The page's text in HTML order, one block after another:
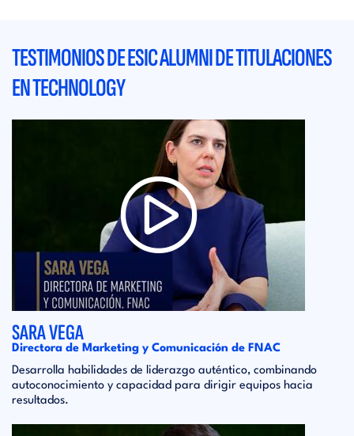
TESTIMONIOS DE ESIC ALUMNI DE TITULACIONES
EN TECHNOLOGY
SARA VEGA
Directora de Marketing y Comunicación de FNAC
Desarrolla habilidades de liderazgo auténtico, combinando
autoconocimiento y capacidad para dirigir equipos hacia
resultados.